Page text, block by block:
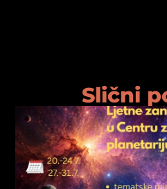
Slični